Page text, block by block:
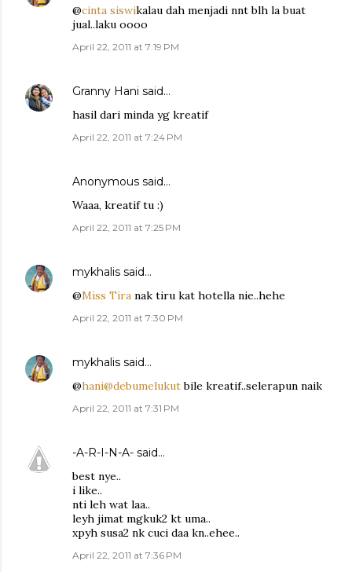
@cinta siswikalau dah menjadi nnt blh la buat
jual..laku oooo
April 22, 2011 at 7:19 PM
Granny Hani said…
hasil dari minda yg kreatif
April 22, 2011 at 7:24 PM
Anonymous said…
Waaa, kreatif tu :)
April 22, 2011 at 7:25 PM
mykhalis said…
@Miss Tira nak tiru kat hotella nie..hehe
April 22, 2011 at 7:30 PM
mykhalis said…
@hani@debumelukutbile kreatif..selerapun naik
April 22, 2011 at 7:31 PM
-A-R-I-N-A- said…
best nye..
i like..
nti leh wat laa..
leyh jimat mgkuk2 kt uma..
xpyh susa2 nk cuci daa kn..ehee..
April 22, 2011 at 7:36 PM